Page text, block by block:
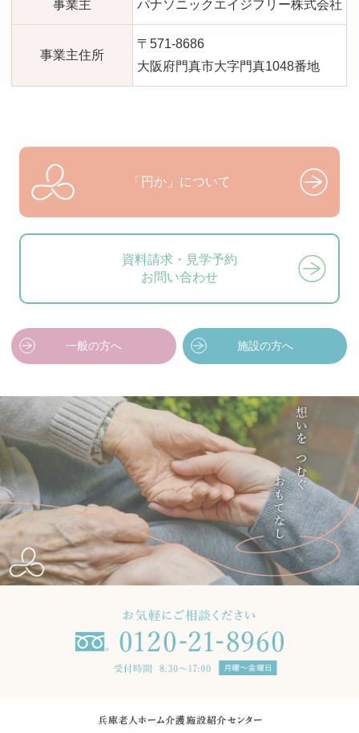
事業主 パナソニックエイジフリー株式会社
事業主住所
〒571-8686
大阪府門真市大字門真1048番地
「円か」について
資料請求・見学予約
お問い合わせ
一般の方へ 施設の方へ